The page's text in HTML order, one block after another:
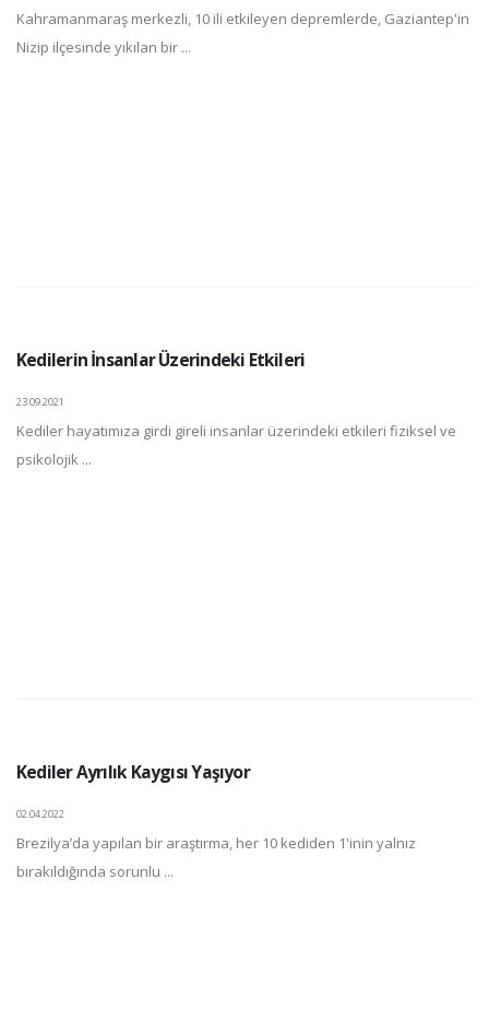
Kahramanmaraş merkezli, 10 ili etkileyen depremlerde, Gaziantep'in
Nizip ilçesinde yıkılan bir ...
Kedilerin İnsanlar Üzerindeki Etkileri
23.09.2021
Kediler hayatımıza girdi gireli insanlar üzerindeki etkileri fiziksel ve
psikolojik ...
Kediler Ayrılık Kaygısı Yaşıyor
02.04.2022
Brezilya’da yapılan bir araştırma, her 10 kediden 1'inin yalnız
bırakıldığında sorunlu ...